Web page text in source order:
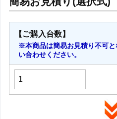
【ご購入台数】
※本商品は簡易お見積り不可
い合わせください。